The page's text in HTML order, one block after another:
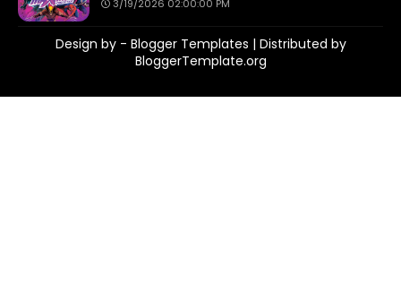
3/19/2026 02:00:00 PM
Design by - Blogger Templates | Distributed by
BloggerTemplate.org